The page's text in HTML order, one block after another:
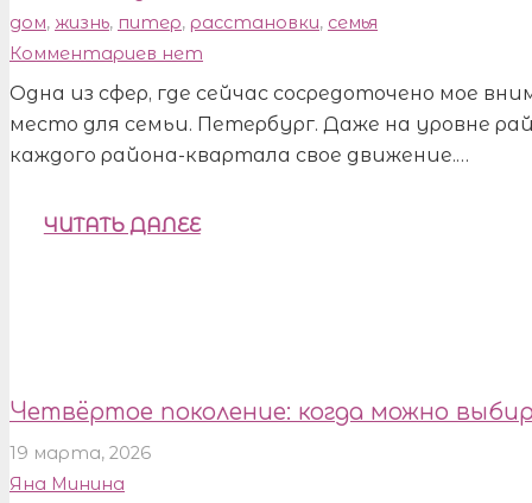
дом, жизнь, питер, расстановки, семья
Комментариев нет
Одна из сфер, где сейчас сосредоточено мое
место для семьи. Петербург. Даже на уровне
каждого района-квартала свое движение.…
ЧИТАТЬ ДАЛЕЕ
Четвёртое поколение: когда можно
19 марта, 2026
Яна Минина